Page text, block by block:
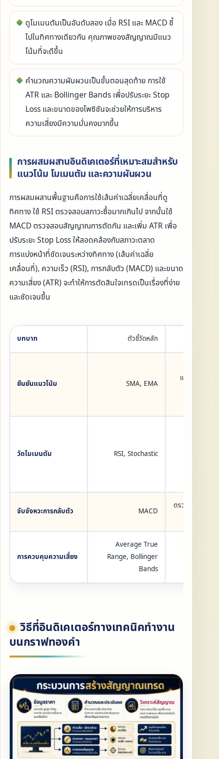
ดูโมเมนตัมเป็นอันดับสอง เมื่อ RSI และ MACD ชี้
ไปในทิศทางเดียวกัน คุณภาพของสัญญาณมีแนว
โน้มที่จะดีขึ้น
คำนวณความผันผวนเป็นขั้นตอนสุดท้าย การใช้
ATR และ Bollinger Bands เพื่อปรับระยะ Stop
Loss และขนาดของโพซิชันจะช่วยให้การบริหาร
ความเสี่ยงมีความมั่นคงมากขึ้น
การผสมผสานอินดิเคเตอร์ที่เหมาะสมสำหรับ
แนวโน้ม โมเมนตัม และความผันผวน
การผสมผสานพื้นฐานคือการใช้เส้นค่าเฉลี่ยเคลื่อนที่ดู
ทิศทาง ใช้ RSI ตรวจสอบสภาวะซื้อมากเกินไป จากนั้นใช้
MACD ตรวจสอบสัญญาณการตัดกัน และเพิ่ม ATR เพื่อ
ปรับระยะ Stop Loss ให้สอดคล้องกับสภาวะตลาด
การแบ่งหน้าที่ชัดเจนระหว่างทิศทาง (เส้นค่าเฉลี่ย
เคลื่อนที่), ความเร็ว (RSI), การกลับตัว (MACD) และขนาด
ความเสี่ยง (ATR) จะทำให้การตัดสินใจเทรดเป็นเรื่องที่ง่าย
และชัดเจนขึ้น
บทบาท ตัวชี้วัดหลัก
ยืนยันแนวโน้ม SMA, EMA
แยกแยะแนวโ
วัดโมเมนตัม RSI, Stochastic
จับจังหวะการกลับตัว MACD
ตรวจสอบการตั
การควบคุมความเสี่ยง
Average True
Range, Bollinger
Bands
วิธีที่อินดิเคเตอร์ทางเทคนิคทำงาน
บนกราฟทองคำ